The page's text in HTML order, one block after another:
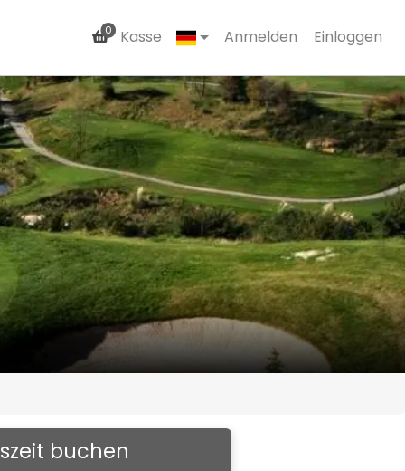
0 Kasse Anmelden Einloggen
buchen